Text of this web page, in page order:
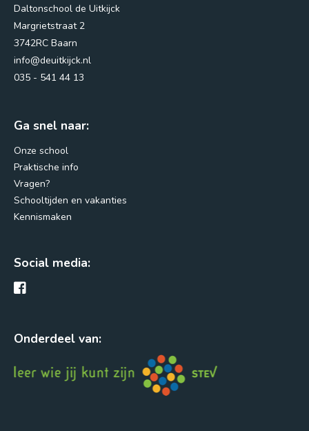
Margrietstraat 2
info@deuitkijck.nl
035 - 541 44 13
Routebeschrijving
Daltonschool de Uitkijck
Margrietstraat 2
3742RC Baarn
info@deuitkijck.nl
035 - 541 44 13
Ga snel naar:
Onze school
Praktische info
Vragen?
Schooltijden en vakanties
Kennismaken
Social media:
Onderdeel van: